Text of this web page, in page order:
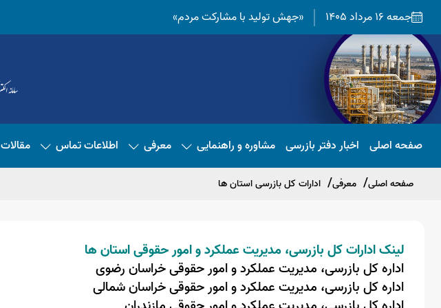
جمعه 16 مرداد 1405 «جهش تولید با مشارکت مردم»
صفحه اصلی اخبار دفتر بازرسی مشاوره و راهنمایی معرفی اطلاعات تماس مقالات
صفحه اصلی معرفی ادارات کل بازرسی استان ها
لینک ادارات کل بازرسی، مدیریت عملکرد و امور حقوقی استان ها
اداره کل بازرسی، مدیریت عملکرد و امور حقوقی خراسان رضوی
اداره کل بازرسی، مدیریت عملکرد و امور حقوقی خراسان شمالی